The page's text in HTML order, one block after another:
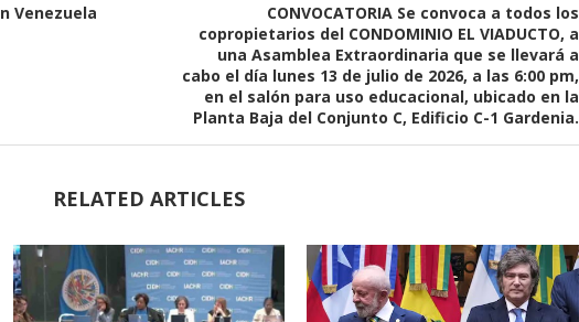
Venezuela
CONVOCATORIA Se convoca a todos los
copropietarios del CONDOMINIO EL VIADUCTO, a
una Asamblea Extraordinaria que se llevará a
cabo el día lunes 13 de julio de 2026, a las 6:00 pm,
en el salón para uso educacional, ubicado en la
Planta Baja del Conjunto C, Edificio C-1 Gardenia.
RELATED ARTICLES